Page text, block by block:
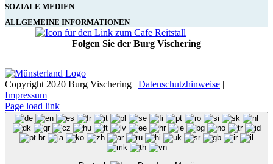
SOZIALE MEDIEN
ALLGEMEINE INFORMATIONEN
Folgen Sie der Burg Vischering
Copyright 2020 Burg Vischering | Datenschutzhinweise |
Impressum
Page load link